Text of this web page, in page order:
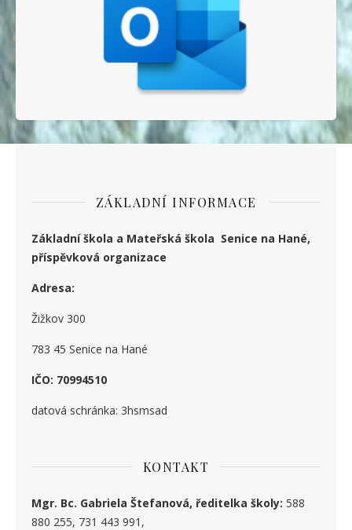
ZÁKLADNÍ INFORMACE
Základní škola a Mateřská škola Senice na Hané,
příspěvková organizace
Adresa:
Žižkov 300
783 45 Senice na Hané
IČO: 70994510
datová schránka: 3hsmsad
KONTAKT
Mgr. Bc. Gabriela Štefanová, ředitelka školy: 588
880 255, 731 443 991,